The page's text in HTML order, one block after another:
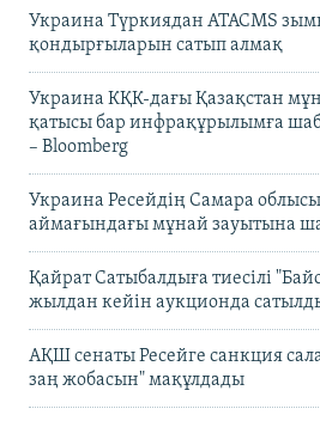
Украина Түркиядан ATACMS
қондырғыларын сатып алмақ
Украина КҚК-дағы Қазақстан
қатысы бар инфрақұрылымға
– Bloomberg
Украина Ресейдің Самара
аймағындағы мұнай зауытына
Қайрат Сатыбалдыға тиесілі
жылдан кейін аукционда
АҚШ сенаты Ресейге санкция
заң жобасын" мақұлдады